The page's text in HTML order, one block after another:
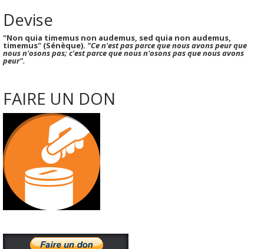
Devise
"Non quia timemus non audemus, sed quia non audemus,
timemus" (Sénèque). "Ce n'est pas parce que nous avons peur que
nous n'osons pas; c'est parce que nous n'osons pas que nous avons
peur".
FAIRE UN DON